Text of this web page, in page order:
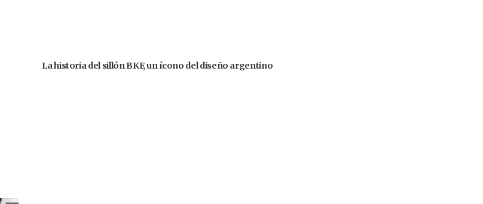
La historia del sillón BKF, un ícono del diseño argentino